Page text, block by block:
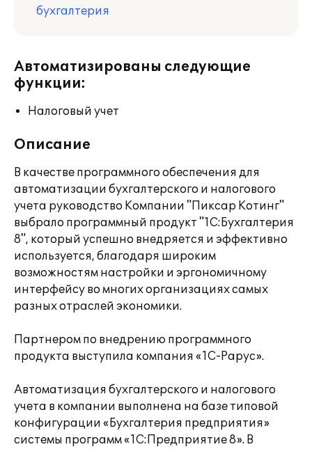
бухгалтерия
Автоматизированы следующие
функции:
Налоговый учет
Описание
В качестве программного обеспечения для
автоматизации бухгалтерского и налогового
учета руководство Компании "Пиксар Котинг"
выбрало программный продукт "1С:Бухгалтерия
8", который успешно внедряется и эффективно
используется, благодаря широким
возможностям настройки и эргономичному
интерфейсу во многих организациях самых
разных отраслей экономики.
Партнером по внедрению программного
продукта выступила компания «1С-Рарус».
Автоматизация бухгалтерского и налогового
учета в компании выполнена на базе типовой
конфигурации «Бухгалтерия предприятия»
системы программ «1С:Предприятие 8». В